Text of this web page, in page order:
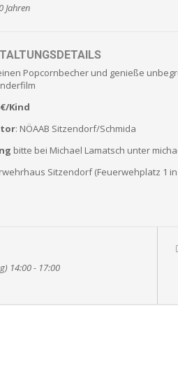
Jahren
Popcornbecher und genieße
Kind
: NÖAAB Sitzendorf/Schmida
bitte bei Michael Lamatsch unter
Sitzendorf (Feuerwehplatz 1
14:00 - 17:00